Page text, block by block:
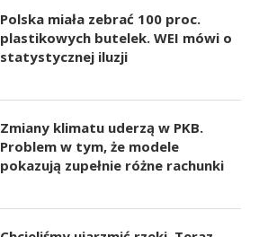
Polska miała zebrać 100 proc.
plastikowych butelek. WEI mówi o
statystycznej iluzji
Zmiany klimatu uderzą w PKB.
Problem w tym, że modele
pokazują zupełnie różne rachunki